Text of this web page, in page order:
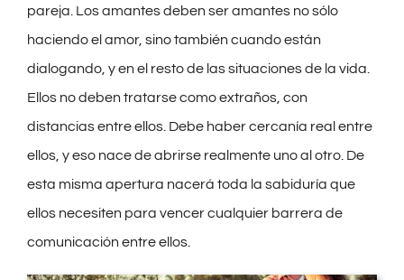
pareja. Los amantes deben ser amantes no sólo
haciendo el amor, sino también cuando están
dialogando, y en el resto de las situaciones de la vida.
Ellos no deben tratarse como extraños, con
distancias entre ellos. Debe haber cercanía real entre
ellos, y eso nace de abrirse realmente uno al otro. De
esta misma apertura nacerá toda la sabiduría que
ellos necesiten para vencer cualquier barrera de
comunicación entre ellos.